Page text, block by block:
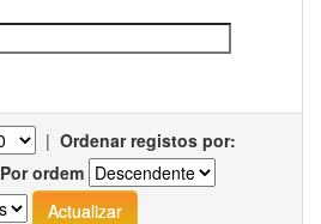
| Ordenar registos por:
Por ordem